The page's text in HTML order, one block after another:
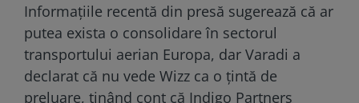
Informaţiile recentă din presă sugerează că ar
putea exista o consolidare în sectorul
transportului aerian Europa, dar Varadi a
declarat că nu vede Wizz ca o ţintă de
preluare, ţinând cont că Indigo Partners